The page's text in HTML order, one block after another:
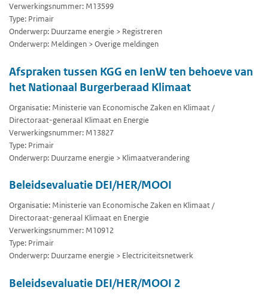
Verwerkingsnummer: M13599
Type: Primair
Onderwerp: Duurzame energie > Registreren
Onderwerp: Meldingen > Overige meldingen
Afspraken tussen KGG en IenW ten behoeve van
het Nationaal Burgerberaad Klimaat
Organisatie: Ministerie van Economische Zaken en Klimaat /
Directoraat-generaal Klimaat en Energie
Verwerkingsnummer: M13827
Type: Primair
Onderwerp: Duurzame energie > Klimaatverandering
Beleidsevaluatie DEI/HER/MOOI
Organisatie: Ministerie van Economische Zaken en Klimaat /
Directoraat-generaal Klimaat en Energie
Verwerkingsnummer: M10912
Type: Primair
Onderwerp: Duurzame energie > Electriciteitsnetwerk
Beleidsevaluatie DEI/HER/MOOI 2